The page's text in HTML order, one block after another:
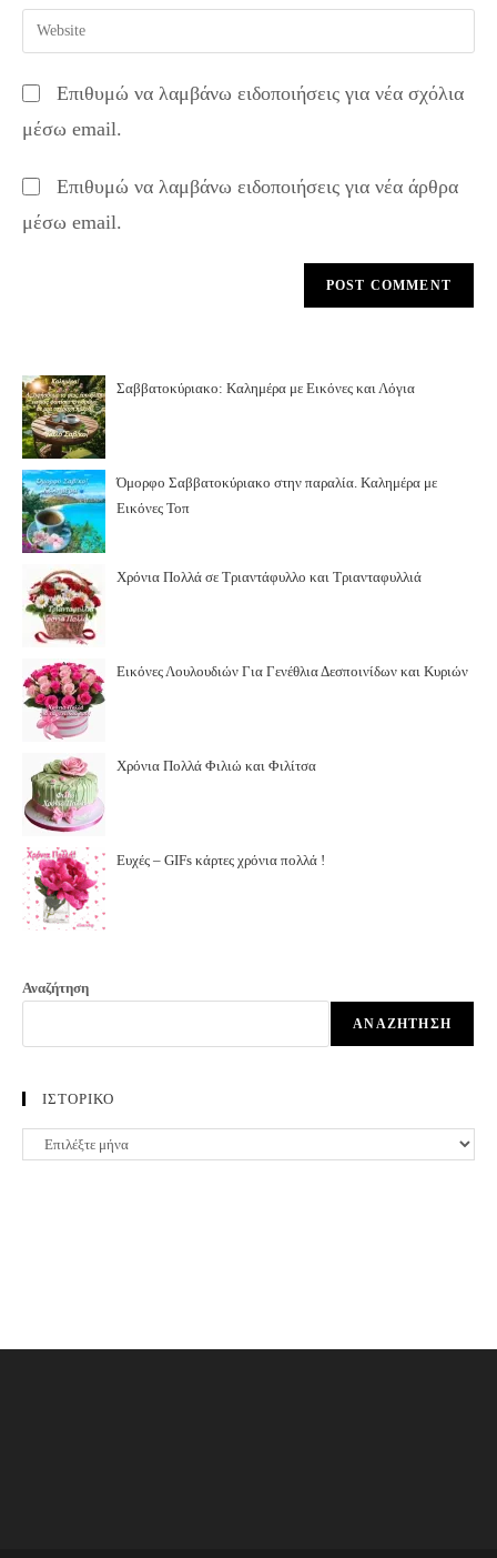
comment
email
address
comment
Enter
your
URL
(optional)
Επιθυμώ να λαμβάνω ειδοποιήσεις για νέα σχόλια
μέσω email.
Επιθυμώ να λαμβάνω ειδοποιήσεις για νέα άρθρα
μέσω email.
Σαββατοκύριακο: Καλημέρα με Εικόνες και Λόγια
Όμορφο Σαββατοκύριακο στην παραλία. Καλημέρα με
Εικόνες Τοπ
Χρόνια Πολλά σε Τριαντάφυλλο και Τριανταφυλλιά
Εικόνες Λουλουδιών Για Γενέθλια Δεσποινίδων και Κυριών
Χρόνια Πολλά Φιλιώ και Φιλίτσα
Ευχές – GIFs κάρτες χρόνια πολλά !
Αναζήτηση
ΑΝΑΖΉΤΗΣΗ
ΙΣΤΟΡΙΚΟ
ΙΣΤΟΡΙΚΟ